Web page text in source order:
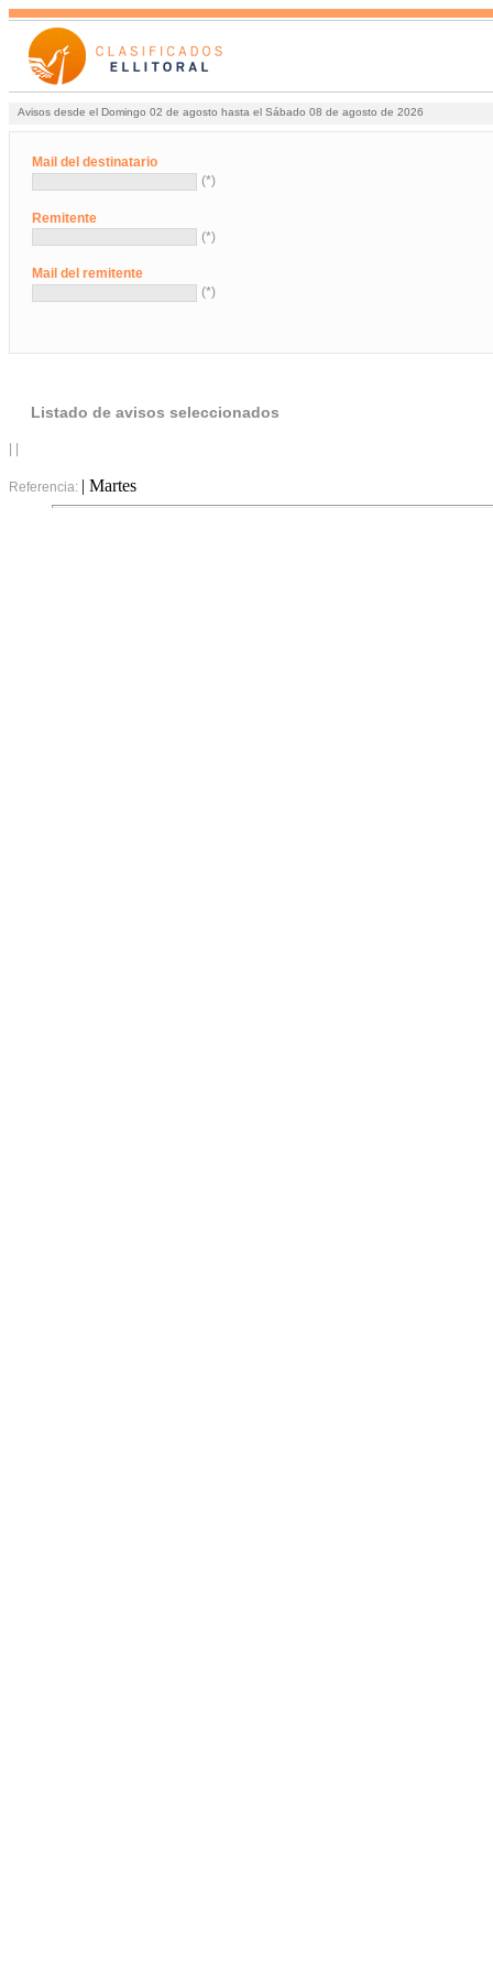
Avisos desde el Domingo 02 de agosto hasta el Sábado 08 de agosto de 2026
Mail del destinatario
(*)
Remitente
(*)
Mail del remitente
(*)
Listado de avisos seleccionados
Referencia: | Martes